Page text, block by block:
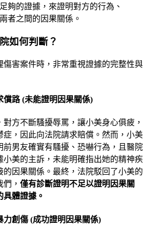
夠的證據，來證明對方的行為、
者之間的因果關係。
如何判斷？
傷害案件時，非常重視證據的完整性與
償路 (未能證明因果關係)
方不斷騷擾辱罵，讓小美身心俱疲，
症，因此向法院請求賠償。然而，小美
前男友確實有騷擾、恐嚇行為，且醫院
小美的主訴，未能明確指出她的精神疾
的因果關係。最終，法院駁回了小美的
， 僅有診斷證明不足以證明因果關
體證據。
力創傷 (成功證明因果關係)